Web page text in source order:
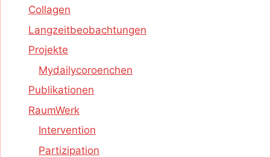
Collagen
Langzeitbeobachtungen
Projekte
Mydailycoroenchen
Publikationen
RaumWerk
Intervention
Partizipation